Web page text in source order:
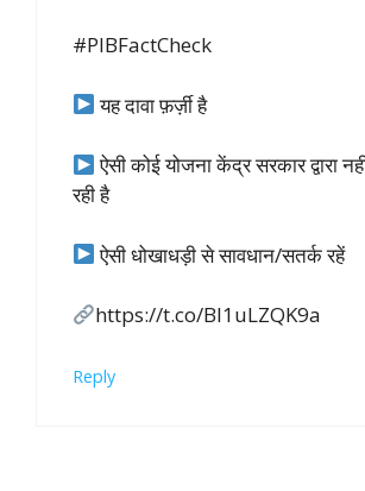
#PIBFactCheck
यह दावा फ़र्ज़ी है
ऐसी कोई योजना केंद्र सरकार द्वारा
रही है
ऐसी धोखाधड़ी से सावधान/सतर्क रहें
https://t.co/Bl1uLZQK9a
Reply